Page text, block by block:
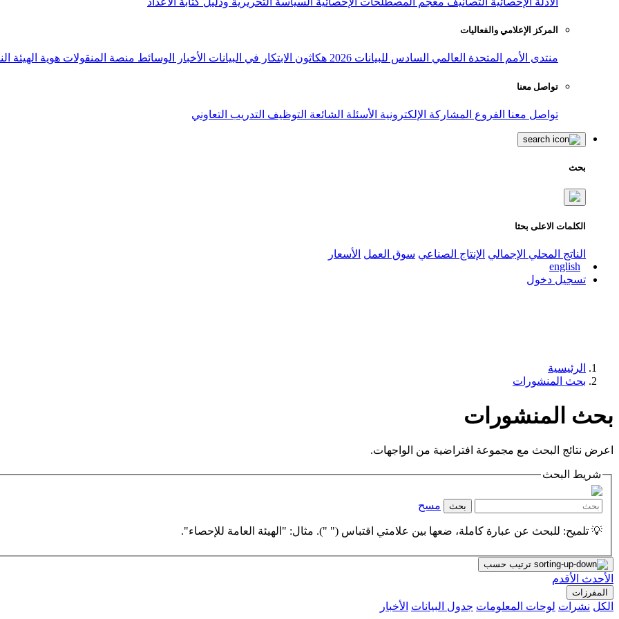
المركز الإعلامي والفعاليات
منتدى الأمم المتحدة العالمي السادس للبيانات 2026 هكاثون الابتكار في البيانات الأخبار الوسائط منصة المنقولات هوية الهيئة
تواصل معنا
تواصل معنا الفروع المشاركة الإلكترونية الأسئلة الشائعة التوظيف التدريب التعاوني
بحث
الكلمات الاعلى بحثا
الناتج المحلي الإجمالي الإنتاج الصناعي سوق العمل الأسعار
english
تسجيل دخول
الرئيسية
بحث المنشورات
بحث المنشورات
اعرض نتائج البحث مع مجموعة افتراضية من الواجهات.
شريط البحث
بحث مسح
💡 تلميح: للبحث عن عبارة كاملة، ضعها بين علامتي اقتباس (" "). مثال: "الهيئة العامة للإحصاء".
ترتيب حسب
الأحدث الأقدم
المفرزات
الكل نشرات لوحات المعلومات جدول البيانات الأخبار